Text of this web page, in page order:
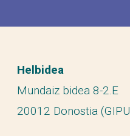
Helbidea
Mundaiz bidea 8-2.E
20012 Donostia